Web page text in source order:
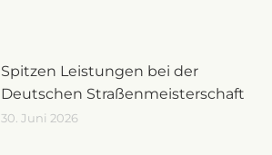
Spitzen Leistungen bei der
Deutschen Straßenmeisterschaft
30. Juni 2026